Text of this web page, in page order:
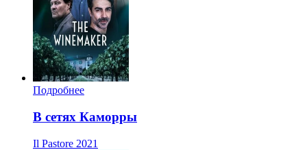
Подробнее
В сетях Каморры
Il Pastore 2021